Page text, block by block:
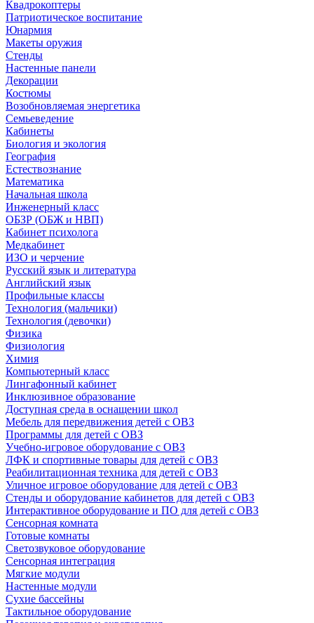
Квадрокоптеры
Патриотическое воспитание
Юнармия
Макеты оружия
Стенды
Настенные панели
Декорации
Костюмы
Возобновляемая энергетика
Семьеведение
Кабинеты
Биология и экология
География
Естествознание
Математика
Начальная школа
Инженерный класс
ОБЗР (ОБЖ и НВП)
Кабинет психолога
Медкабинет
ИЗО и черчение
Русский язык и литература
Английский язык
Профильные классы
Технология (мальчики)
Технология (девочки)
Физика
Физиология
Химия
Компьютерный класс
Лингафонный кабинет
Инклюзивное образование
Доступная среда в оснащении школ
Мебель для передвижения детей с ОВЗ
Программы для детей с ОВЗ
Учебно-игровое оборудование с ОВЗ
ЛФК и спортивные товары для детей с ОВЗ
Реабилитационная техника для детей с ОВЗ
Уличное игровое оборудование для детей с ОВЗ
Стенды и оборудование кабинетов для детей с ОВЗ
Интерактивное оборудование и ПО для детей с ОВЗ
Сенсорная комната
Готовые комнаты
Светозвуковое оборудование
Сенсорная интеграция
Мягкие модули
Настенные модули
Сухие бассейны
Тактильное оборудование